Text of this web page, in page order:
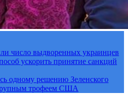
число выдворенных украинцев
ускорить принятие санкций
одному решению Зеленского
трофеем США